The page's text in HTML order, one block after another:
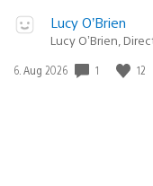
Lucy O’Brien
Lucy O’Brien,
Veröffentlichungsdatum:
6. Aug 2026 1 12